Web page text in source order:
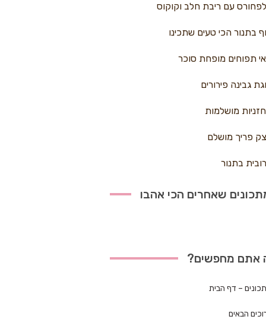
עם ריבת חלב וקוקוס
בתנור הכי טעים שתכינו
תפוחים מופחת סוכר
גבינה פירורים
מושלמות
פריך מושלם
בתנור
שאחרים הכי אהבו
אתם מחפשים?
– דף הבית
הבאים